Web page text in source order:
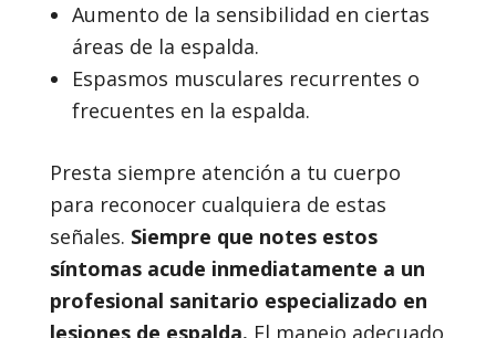
Aumento de la sensibilidad en ciertas
áreas de la espalda.
Espasmos musculares recurrentes o
frecuentes en la espalda.
Presta siempre atención a tu cuerpo
para reconocer cualquiera de estas
señales. Siempre que notes estos
síntomas acude inmediatamente a un
profesional sanitario especializado en
lesiones de espalda. El manejo adecuado